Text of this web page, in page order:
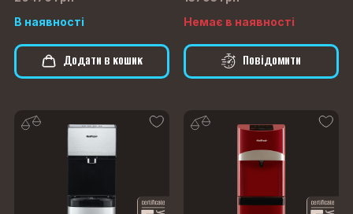
В наявності
Додати в кошик
Немає в наявності
Повідомити